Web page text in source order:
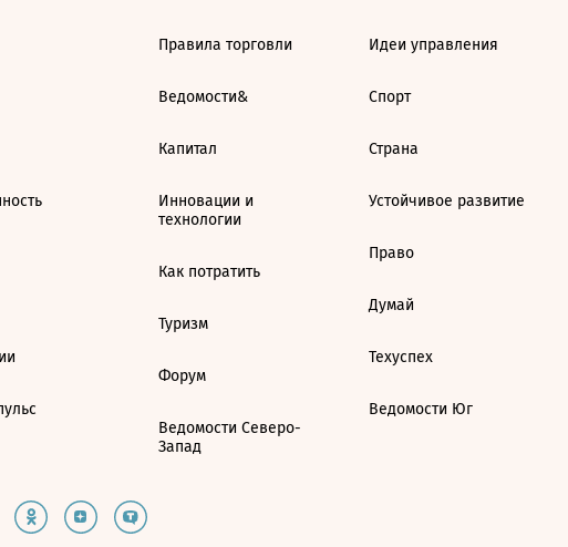
Правила торговли
Ведомости&
Капитал
Инновации и
технологии
Как потратить
Туризм
Форум
Ведомости Северо-
Запад
Идеи управления
Спорт
Страна
Устойчивое развитие
Право
Думай
Техуспех
Ведомости Юг